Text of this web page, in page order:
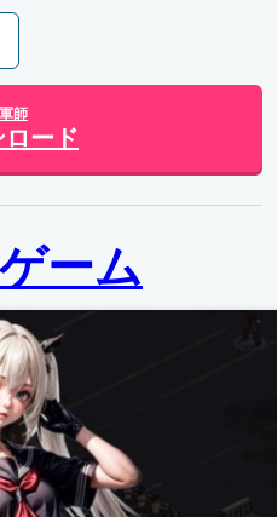
師
ード
ーム